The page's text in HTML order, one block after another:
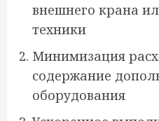
внешнего крана
техники
Минимизация
содержание
оборудования